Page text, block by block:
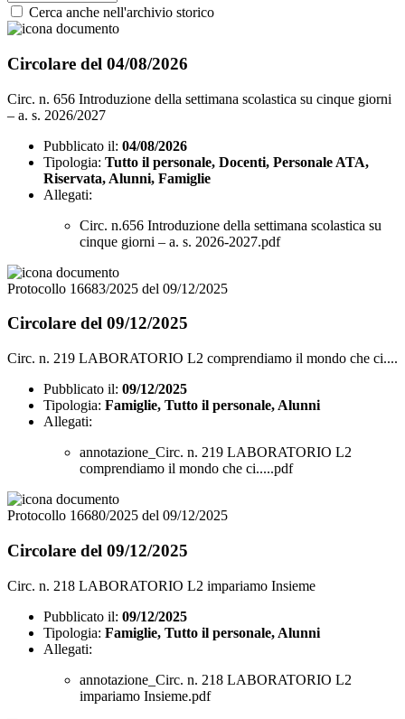
Cerca anche nell'archivio storico
Circolare del 04/08/2026
Circ. n. 656 Introduzione della settimana scolastica su cinque giorni
– a. s. 2026/2027
Pubblicato il: 04/08/2026
Tipologia: Tutto il personale, Docenti, Personale ATA,
Riservata, Alunni, Famiglie
Allegati:
Circ. n.656 Introduzione della settimana scolastica su
cinque giorni – a. s. 2026-2027.pdf
Protocollo 16683/2025 del 09/12/2025
Circolare del 09/12/2025
Circ. n. 219 LABORATORIO L2 comprendiamo il mondo che ci....
Pubblicato il: 09/12/2025
Tipologia: Famiglie, Tutto il personale, Alunni
Allegati:
annotazione_Circ. n. 219 LABORATORIO L2
comprendiamo il mondo che ci.....pdf
Protocollo 16680/2025 del 09/12/2025
Circolare del 09/12/2025
Circ. n. 218 LABORATORIO L2 impariamo Insieme
Pubblicato il: 09/12/2025
Tipologia: Famiglie, Tutto il personale, Alunni
Allegati:
annotazione_Circ. n. 218 LABORATORIO L2
impariamo Insieme.pdf